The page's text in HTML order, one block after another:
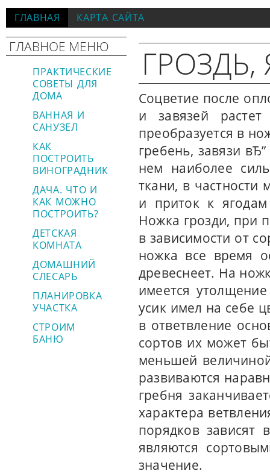
ГЛАВНАЯ КАРТА САЙТА
ГЛАВНОЕ МЕНЮ
ПРАКТИЧЕСКИЕ
СОВЕТЫ ДЛЯ
ДОМА
ВАННАЯ И
САНУЗЕЛ
КАК
ПОСТРОИТЬ
ВИНОГРАДНИК
ДАЧА. ЧТО И
КАК МОЖНО
ПОСТРОИТЬ?
ДЕТСКАЯ
КОМНАТА
ДОМАШНИЙ
СЛЕСАРЬ
ПЛАНИРОВКА
УЧАСТКА
СТРОИМ
БАНЮ
ГРОЗДЬ,
Соцветие после
и завязей
преобразуется в
гребень, завязи
нем наиболее
ткани, в частности
и приток к ягодам
Ножка грозди, при
в зависимости от
ножка все время
древеснеет. На
имеется
усик имел на себе
в ответвление
сортов их может
меньшей
развиваются
гребня
характера
порядков зависят
являются
значение.